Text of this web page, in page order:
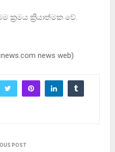
ක්‍රමය ක්‍රියාත්මක වේ.
news web)
POST